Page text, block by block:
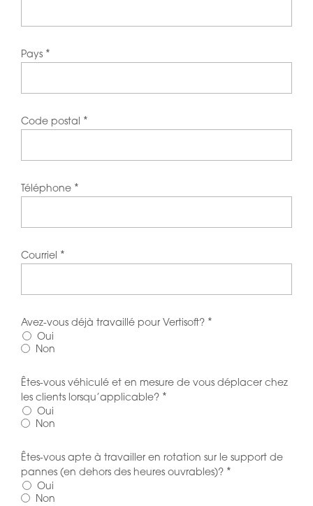
Pays *
Code postal *
Téléphone *
Courriel *
Avez-vous déjà travaillé pour Vertisoft? *
Oui
Non
Êtes-vous véhiculé et en mesure de vous déplacer chez
les clients lorsqu’applicable? *
Oui
Non
Êtes-vous apte à travailler en rotation sur le support de
pannes (en dehors des heures ouvrables)? *
Oui
Non